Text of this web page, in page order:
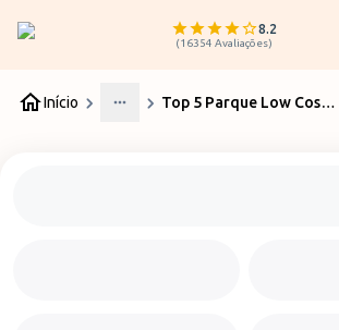
8.2
(16354 Avaliações)
Início
More
Top 5 Parque Low Cost Aeroporto Sevilha